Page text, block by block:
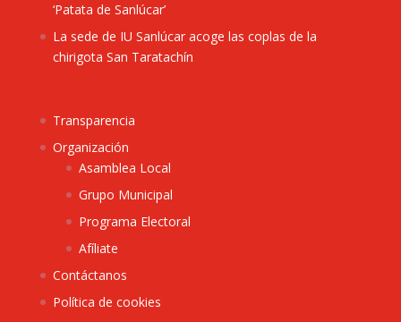
‘Patata de Sanlúcar’
La sede de IU Sanlúcar acoge las coplas de la
chirigota San Taratachín
Transparencia
Organización
Asamblea Local
Grupo Municipal
Programa Electoral
Afíliate
Contáctanos
Política de cookies